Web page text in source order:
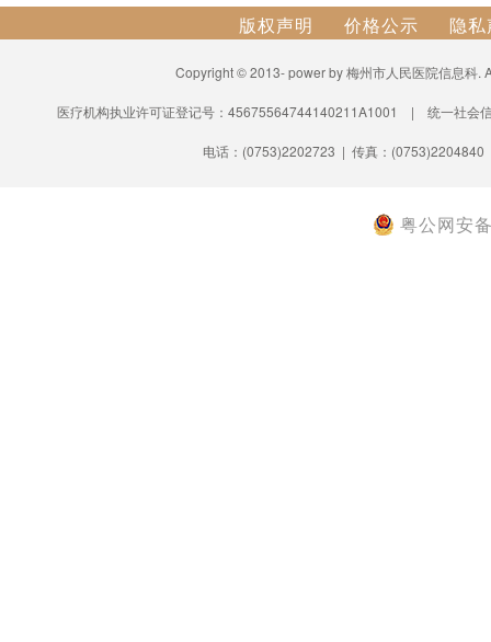
版权声明 价格公示 隐
Copyright © 2013- power by 梅州市人民医院信息科
医疗机构执业许可证登记号：45675564744140211A1001 | 统一社会
电话：(0753)2202723 | 传真：
粤公网安